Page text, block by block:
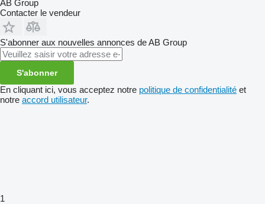
AB Group
Contacter le vendeur
S'abonner aux nouvelles annonces de AB Group
S'abonner
En cliquant ici, vous acceptez notre politique de confidentialité et
notre accord utilisateur.
1